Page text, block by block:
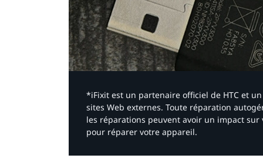
*iFixit est un partenaire officiel de HTC et
sites Web externes. Toute réparation
les réparations peuvent avoir un impact
pour réparer votre appareil.​